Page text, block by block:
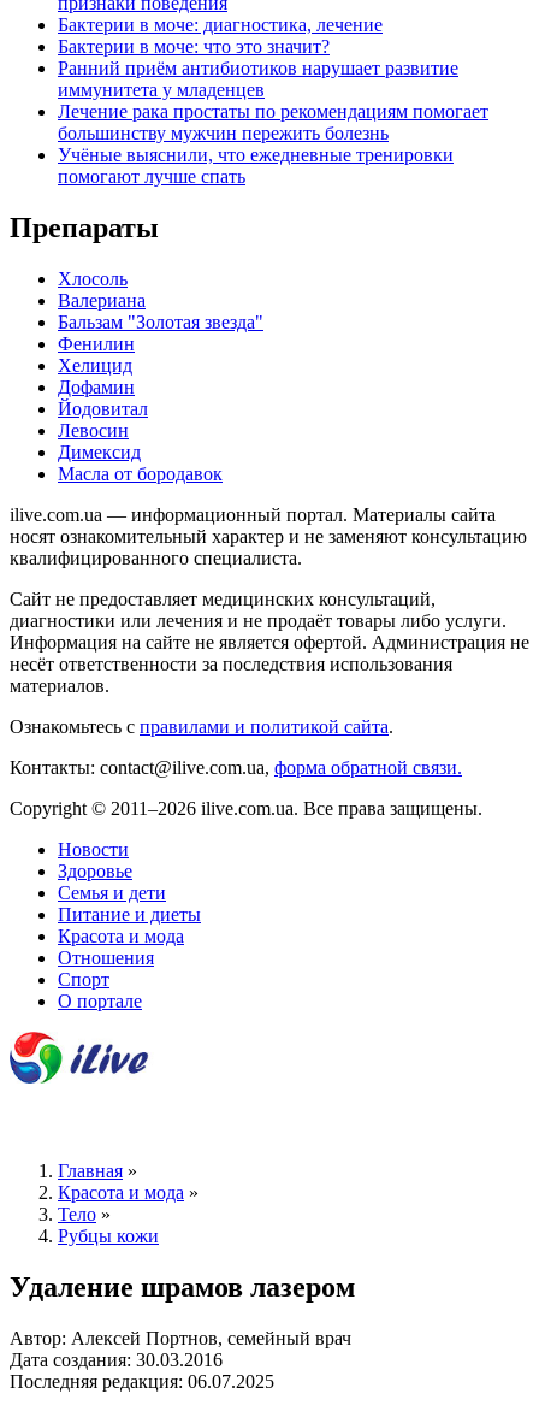
Бактерии в моче: диагностика, лечение
Бактерии в моче: что это значит?
Ранний приём антибиотиков нарушает развитие
иммунитета у младенцев
Лечение рака простаты по рекомендациям помогает
большинству мужчин пережить болезнь
Учёные выяснили, что ежедневные тренировки
помогают лучше спать
Препараты
Хлосоль
Валериана
Бальзам "Золотая звезда"
Фенилин
Хелицид
Дофамин
Йодовитал
Левосин
Димексид
Масла от бородавок
ilive.com.ua — информационный портал. Материалы сайта
носят ознакомительный характер и не заменяют консультацию
квалифицированного специалиста.
Сайт не предоставляет медицинских консультаций,
диагностики или лечения и не продаёт товары либо услуги.
Информация на сайте не является офертой. Администрация не
несёт ответственности за последствия использования
материалов.
Ознакомьтесь с правилами и политикой сайта.
Контакты: contact@ilive.com.ua, форма обратной связи.
Copyright © 2011–2026 ilive.com.ua. Все права защищены.
Новости
Здоровье
Семья и дети
Питание и диеты
Красота и мода
Отношения
Спорт
О портале
Главная »
Красота и мода »
Тело »
Рубцы кожи
Удаление шрамов лазером
Автор: Алексей Портнов, семейный врач
Дата создания: 30.03.2016
Последняя редакция: 06.07.2025